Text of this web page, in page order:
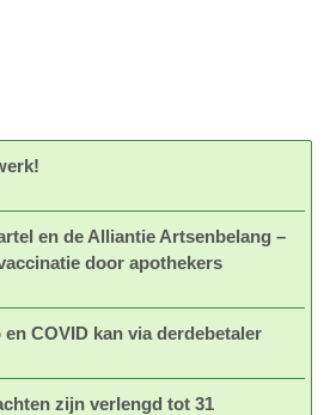
en de Alliantie Artsenbelang –
door apothekers
COVID kan via derdebetaler
zijn verlengd tot 31